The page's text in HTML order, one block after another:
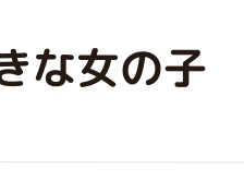
な女の子